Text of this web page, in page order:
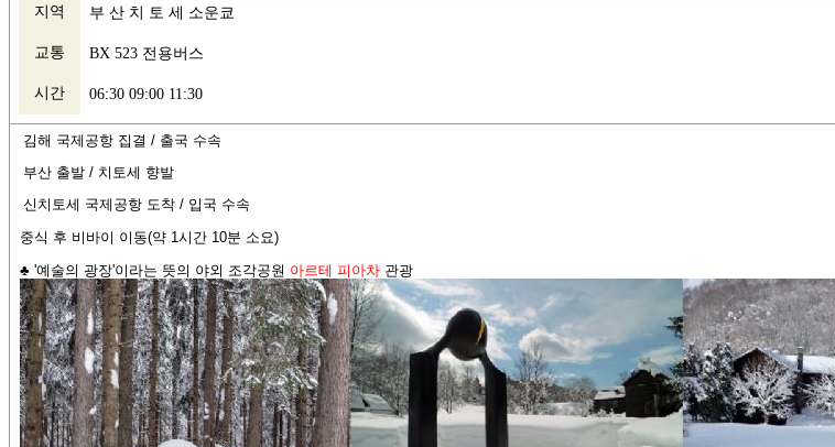
지역 부 산 치 토 세 소운쿄
교통 BX 523 전용버스
시간 06:30 09:00 11:30
김해 국제공항 집결 / 출국 수속
부산 출발 / 치토세 향발
신치토세 국제공항 도착 / 입국 수속
중식 후 비바이 이동(약 1시간 10분 소요)
♣ '예술의 광장'이라는 뜻의 야외 조각공원 아르테 피아차 관광